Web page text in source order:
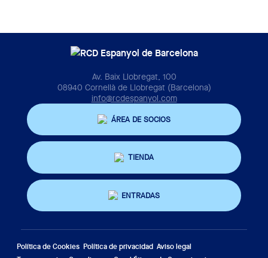
Av. Baix Llobregat, 100
08940 Cornellà de Llobregat (Barcelona)
info@rcdespanyol.com
ÁREA DE SOCIOS
TIENDA
ENTRADAS
Política de Cookies Política de privacidad Aviso legal